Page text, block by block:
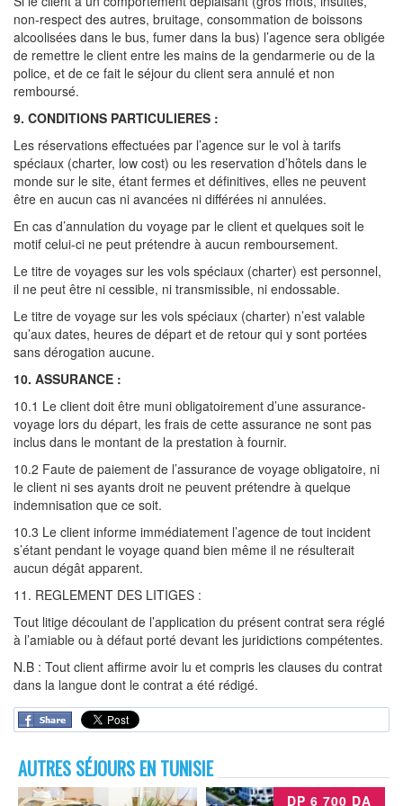
non-respect des autres, bruitage, consommation de boissons
alcoolisées dans le bus, fumer dans la bus) l’agence sera obligée
de remettre le client entre les mains de la gendarmerie ou de la
police, et de ce fait le séjour du client sera annulé et non
remboursé.
9. CONDITIONS PARTICULIERES :
Les réservations effectuées par l’agence sur le vol à tarifs
spéciaux (charter, low cost) ou les reservation d’hôtels dans le
monde sur le site, étant fermes et définitives, elles ne peuvent
être en aucun cas ni avancées ni différées ni annulées.
En cas d’annulation du voyage par le client et quelques soit le
motif celui-ci ne peut prétendre à aucun remboursement.
Le titre de voyages sur les vols spéciaux (charter) est personnel,
il ne peut être ni cessible, ni transmissible, ni endossable.
Le titre de voyage sur les vols spéciaux (charter) n’est valable
qu’aux dates, heures de départ et de retour qui y sont portées
sans dérogation aucune.
10. ASSURANCE :
10.1 Le client doit être muni obligatoirement d’une assurance-
voyage lors du départ, les frais de cette assurance ne sont pas
inclus dans le montant de la prestation à fournir.
10.2 Faute de paiement de l’assurance de voyage obligatoire, ni
le client ni ses ayants droit ne peuvent prétendre à quelque
indemnisation que ce soit.
10.3 Le client informe immédiatement l’agence de tout incident
s’étant pendant le voyage quand bien même il ne résulterait
aucun dégât apparent.
11. REGLEMENT DES LITIGES :
Tout litige découlant de l’application du présent contrat sera réglé
à l’amiable ou à défaut porté devant les juridictions compétentes.
N.B : Tout client affirme avoir lu et compris les clauses du contrat
dans la langue dont le contrat a été rédigé.
AUTRES SÉJOURS EN TUNISIE
DP 6 700 DA